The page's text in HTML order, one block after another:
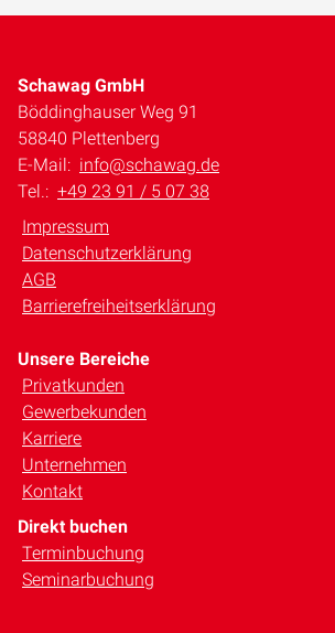
Schawag GmbH
Böddinghauser Weg 91
58840 Plettenberg
E-Mail: info@schawag.de
Tel.: +49 23 91 / 5 07 38
Impressum
Datenschutzerklärung
AGB
Barrierefreiheitserklärung
Unsere Bereiche
Privatkunden
Gewerbekunden
Karriere
Unternehmen
Kontakt
Direkt buchen
Terminbuchung
Seminarbuchung